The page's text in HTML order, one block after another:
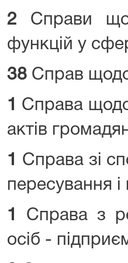
2 Справи
функцій у
38 Справ щодо
1
Справа щодо
актів
1
Справа зі
пересування
1
Справа з
осіб -